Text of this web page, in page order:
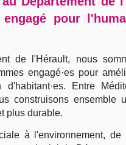
engagé pour
de l'Hérault, nous
engagé·es pour
Entre
construisons ensemble
plus durable.
à l'environnement, de